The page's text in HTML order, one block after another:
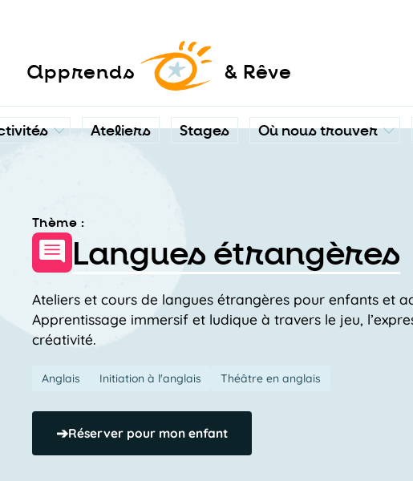
apprends & Rêve
Ateliers Stages Où nous trouver
Thème :
Langues étrangères
Ateliers et cours de langues étrangères pour enfants et
Apprentissage immersif et ludique à travers le jeu,
créativité.
Anglais Initiation à l'anglais Théâtre en anglais
➔Réserver pour mon enfant